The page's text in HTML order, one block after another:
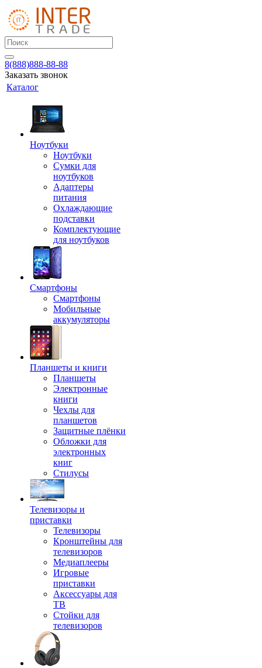
8(888)888-88-88
Заказать звонок
Каталог
Ноутбуки
Ноутбуки
Сумки для
ноутбуков
Адаптеры
питания
Охлаждающие
подставки
Комплектующие
для ноутбуков
Смартфоны
Смартфоны
Мобильные
аккумуляторы
Планшеты и книги
Планшеты
Электронные
книги
Чехлы для
планшетов
Защитные плёнки
Обложки для
электронных
книг
Стилусы
Телевизоры и
приставки
Телевизоры
Кронштейны для
телевизоров
Медиаплееры
Игровые
приставки
Аксессуары для
ТВ
Стойки для
телевизоров